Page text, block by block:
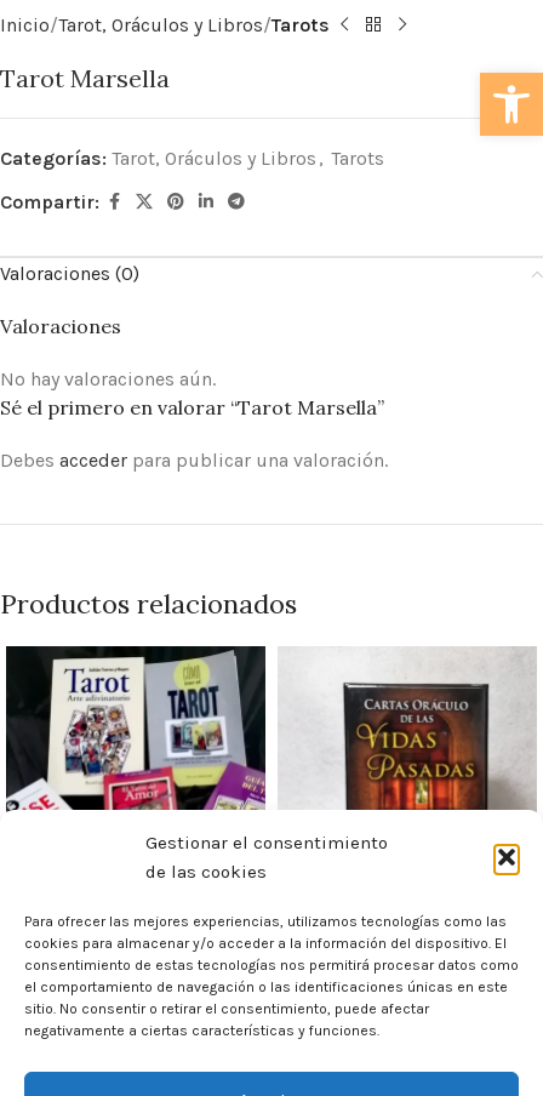
Abrir
Gestionar el consentimiento
de las cookies
Para ofrecer las mejores experiencias, utilizamos tecnologías como las
cookies para almacenar y/o acceder a la información del dispositivo. El
consentimiento de estas tecnologías nos permitirá procesar datos como
el comportamiento de navegación o las identificaciones únicas en este
sitio. No consentir o retirar el consentimiento, puede afectar
negativamente a ciertas características y funciones.
Inicio Tarot, Oráculos y Libros Tarots
Tarot Marsella
Categorías: Tarot, Oráculos y Libros , Tarots
Compartir:
Valoraciones (0)
Valoraciones
No hay valoraciones aún.
Sé el primero en valorar “Tarot Marsella”
Debes acceder para publicar una valoración.
Productos relacionados
Libros en general
Tarot, Oráculos y Libros,
Libros
Oráculo de las vidas
pasadas
Tarot, Oráculos y Libros
Oráculos